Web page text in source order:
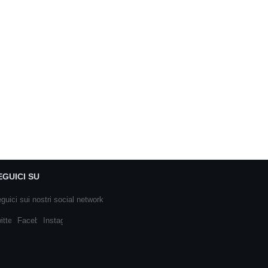
SU
sui nostri social network
FacebookInstagram